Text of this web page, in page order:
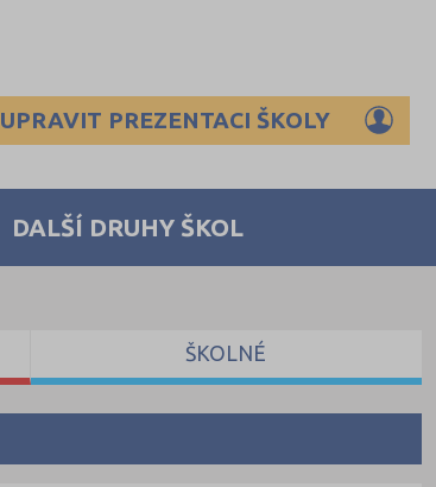
UPRAVIT PREZENTACI ŠKOLY
DALŠÍ DRUHY ŠKOL
ŠKOLNÉ